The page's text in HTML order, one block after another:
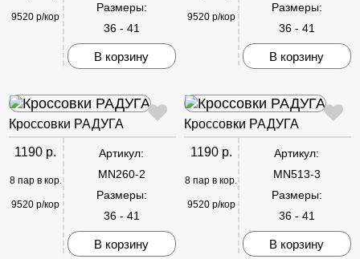
9520 р/кор
Размеры:
36 - 41
В корзину
9520 р/кор
Размеры:
36 - 41
В корзину
Кроссовки РАДУГА
1190 р.
8 пар в кор.
9520 р/кор
Артикул:
MN260-2
Размеры:
36 - 41
В корзину
Кроссовки РАДУГА
1190 р.
8 пар в кор.
9520 р/кор
Артикул:
MN513-3
Размеры:
36 - 41
В корзину